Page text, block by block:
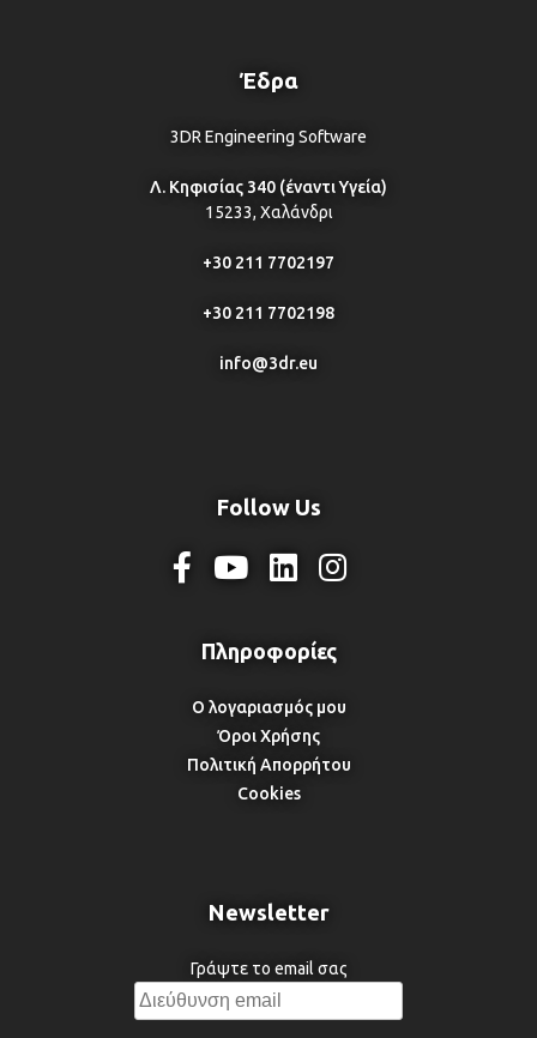
Έδρα
3DR Engineering Software
Λ. Κηφισίας 340 (έναντι Υγεία)
15233, Χαλάνδρι
+30 211 7702197
+30 211 7702198
info@3dr.eu
Follow Us
Ο λογαριασμός μου
Όροι Χρήσης
Πολιτική Απορρήτου
Cookies
Newsletter
Γράψτε το email σας